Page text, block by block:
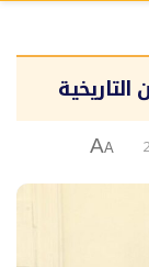
A
A